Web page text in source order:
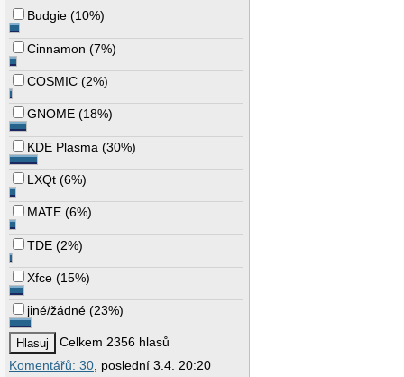
Budgie (10%)
Cinnamon (7%)
COSMIC (2%)
GNOME (18%)
KDE Plasma (30%)
LXQt (6%)
MATE (6%)
TDE (2%)
Xfce (15%)
jiné/žádné (23%)
Celkem 2356 hlasů
Komentářů: 30 , poslední 3.4. 20:20